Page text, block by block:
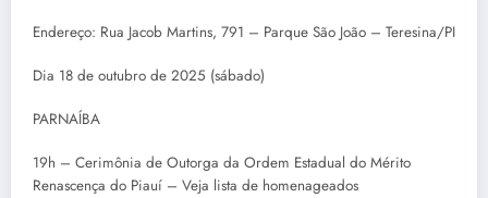
Endereço: Rua Jacob Martins, 791 – Parque São João – Teresina/PI
Dia 18 de outubro de 2025 (sábado)
PARNAÍBA
19h – Cerimônia de Outorga da Ordem Estadual do Mérito
Renascença do Piauí – Veja lista de homenageados